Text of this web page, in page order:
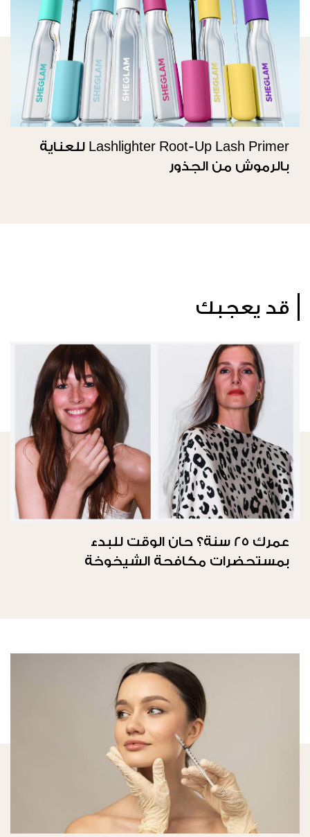
Lashlighter Root-Up Lash Primer للعناية
بالرموش من الجذور
قد يعجبك
عمرك 25 سنة؟ حان الوقت للبدء
بمستحضرات مكافحة الشيخوخة